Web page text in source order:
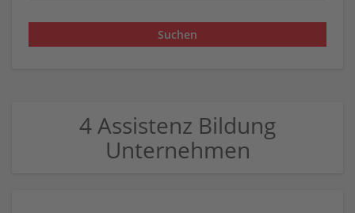
4 Assistenz Bildung
Unternehmen